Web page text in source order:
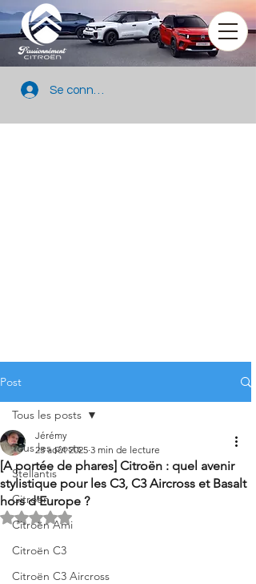
Se connecter
Post
Tous les posts
Stellantis
Citroën
Citroën Ami
Citroën C3
Citroën C3 Aircross
Tous les posts
[A portée de phares] Citroën : quel avenir
stylistique pour les C3, C3 Aircross et Basalt
hors d'Europe ?
Jérémy
23 août 2025 3 min de lecture
Noté NaN étoiles sur 5.